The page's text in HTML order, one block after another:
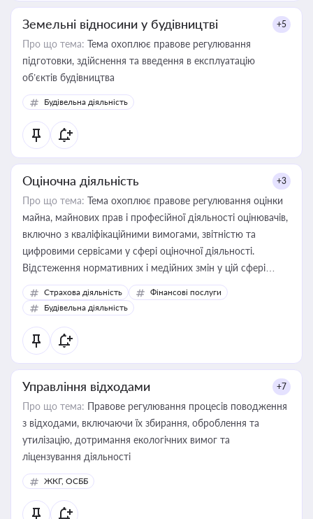
Земельні відносини у будівництві +5
Про що тема: Тема охоплює правове регулювання
підготовки, здійснення та введення в експлуатацію
об’єктів будівництва
Будівельна діяльність
Оціночна діяльність +3
Про що тема: Тема охоплює правове регулювання оцінки
майна, майнових прав і професійної діяльності оцінювачів,
включно з кваліфікаційними вимогами, звітністю та
цифровими сервісами у сфері оціночної діяльності.
Відстеження нормативних і медійних змін у цій сфері
корисне для власника бізнесу, керівника, юриста або
бухгалтера під час оподаткування, приватизації, оренди
державного майна, корпоративних угод і перевірки
статусу суб'єктів оціночної діяльності
Страхова діяльність
Фінансові послуги
Будівельна діяльність
Управління відходами +7
Про що тема: Правове регулювання процесів поводження
з відходами, включаючи їх збирання, оброблення та
утилізацію, дотримання екологічних вимог та
ліцензування діяльності
ЖКГ, ОСББ